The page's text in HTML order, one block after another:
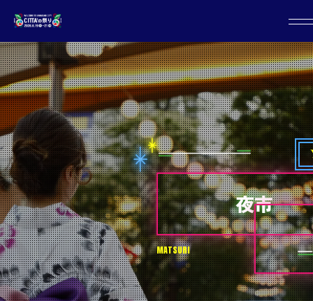
夜市
MATSURI